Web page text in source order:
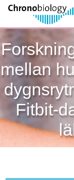
mellan
Fitbit-